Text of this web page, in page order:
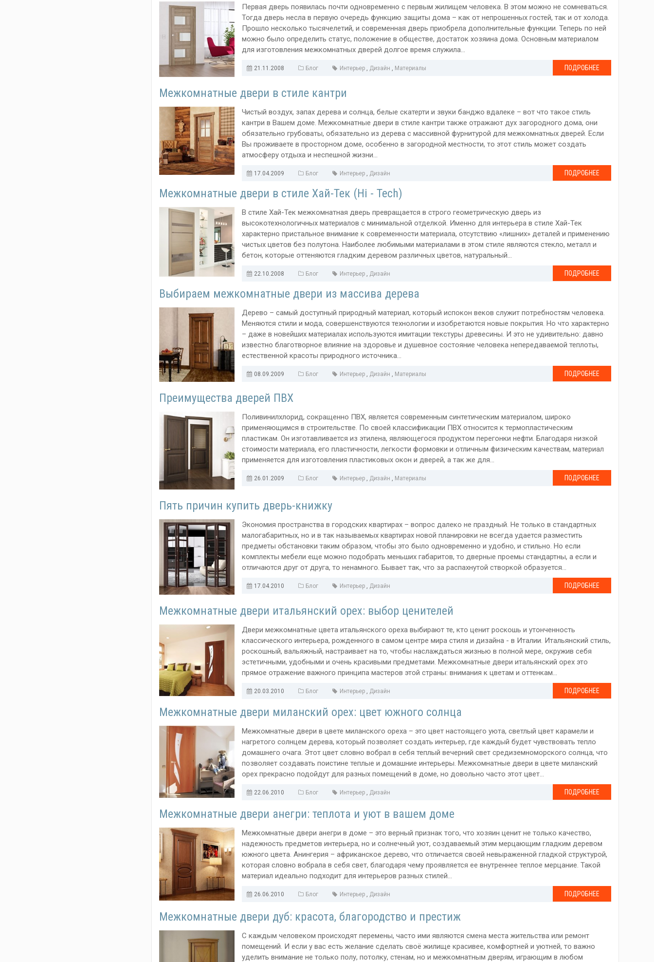
Первая дверь появилась почти одновременно с первым жилищем человека. В этом можно не сомневаться.
Тогда дверь несла в первую очередь функцию защиты дома – как от непрошенных гостей, так и от холода.
Прошло несколько тысячелетий, и современная дверь приобрела дополнительные функции. Теперь по ней
можно было определить статус, положение в обществе, достаток хозяина дома. Основным материалом
для изготовления межкомнатных дверей долгое время служила...
21.11.2008 Блог Интерьер Дизайн Материалы ПОДРОБНЕЕ
Межкомнатные двери в стиле кантри
Чистый воздух, запах дерева и солнца, белые скатерти и звуки банджо вдалеке – вот что такое стиль
кантри в Вашем доме. Межкомнатные двери в стиле кантри также отражают дух загородного дома, они
обязательно грубоваты, обязательно из дерева с массивной фурнитурой для межкомнатных дверей. Если
Вы проживаете в просторном доме, особенно в загородной местности, то этот стиль может создать
атмосферу отдыха и неспешной жизни...
17.04.2009 Блог Интерьер Дизайн ПОДРОБНЕЕ
Межкомнатные двери в стиле Хай-Тек (Hi - Tech)
В стиле Хай-Тек межкомнатная дверь превращается в строго геометрическую дверь из
высокотехнологичных материалов с минимальной отделкой. Именно для интерьера в стиле Хай-Тек
характерно пристальное внимание к современности материала, отсутствию «лишних» деталей и применению
чистых цветов без полутона. Наиболее любимыми материалами в этом стиле являются стекло, металл и
бетон, которые оттеняются гладким деревом различных цветов, натуральный...
22.10.2008 Блог Интерьер Дизайн ПОДРОБНЕЕ
Выбираем межкомнатные двери из массива дерева
Дерево – самый доступный природный материал, который испокон веков служит потребностям человека.
Меняются стили и мода, совершенствуются технологии и изобретаются новые покрытия. Но что характерно
– даже в новейших материалах используются имитации текстуры древесины. И это не удивительно: давно
известно благотворное влияние на здоровье и душевное состояние человека непередаваемой теплоты,
естественной красоты природного источника...
08.09.2009 Блог Интерьер Дизайн Материалы ПОДРОБНЕЕ
Преимущества дверей ПВХ
Поливинилхлорид, сокращенно ПВХ, является современным синтетическим материалом, широко
применяющимся в строительстве. По своей классификации ПВХ относится к термопластическим
пластикам. Он изготавливается из этилена, являющегося продуктом перегонки нефти. Благодаря низкой
стоимости материала, его пластичности, легкости формовки и отличным физическим качествам, материал
применяется для изготовления пластиковых окон и дверей, а так же для...
26.01.2009 Блог Интерьер Дизайн Материалы ПОДРОБНЕЕ
Пять причин купить дверь-книжку
Экономия пространства в городских квартирах – вопрос далеко не праздный. Не только в стандартных
малогабаритных, но и в так называемых квартирах новой планировки не всегда удается разместить
предметы обстановки таким образом, чтобы это было одновременно и удобно, и стильно. Но если
комплекты мебели еще можно подобрать меньших габаритов, то дверные проемы стандартны, а если и
отличаются друг от друга, то ненамного. Бывает так, что за распахнутой створкой образуется...
17.04.2010 Блог Интерьер Дизайн ПОДРОБНЕЕ
Межкомнатные двери итальянский орех: выбор ценителей
Двери межкомнатные цвета итальянского ореха выбирают те, кто ценит роскошь и утонченность
классического интерьера, рожденного в самом центре мира стиля и дизайна - в Италии. Итальянский стиль,
роскошный, вальяжный, настраивает на то, чтобы наслаждаться жизнью в полной мере, окружив себя
эстетичными, удобными и очень красивыми предметами. Межкомнатные двери итальянский орех это
прямое отражение важного принципа мастеров этой страны: внимания к цветам и оттенкам...
20.03.2010 Блог Интерьер Дизайн ПОДРОБНЕЕ
Межкомнатные двери миланский орех: цвет южного солнца
Межкомнатные двери в цвете миланского ореха – это цвет настоящего уюта, светлый цвет карамели и
нагретого солнцем дерева, который позволяет создать интерьер, где каждый будет чувствовать тепло
домашнего очага. Этот цвет словно вобрал в себя теплый вечерний свет средиземноморского солнца, что
позволяет создавать поистине теплые и домашние интерьеры. Межкомнатные двери в цвете миланский
орех прекрасно подойдут для разных помещений в доме, но довольно часто этот цвет...
22.06.2010 Блог Интерьер , Дизайн ПОДРОБНЕЕ
Межкомнатные двери анегри: теплота и уют в вашем доме
Межкомнатные двери анегри в доме – это верный признак того, что хозяин ценит не только качество,
надежность предметов интерьера, но и солнечный уют, создаваемый этим мерцающим гладким деревом
южного цвета. Анингерия – африканское дерево, что отличается своей невыраженной гладкой структурой,
которая словно вобрала в себя свет, благодаря чему проявляется ее внутреннее теплое мерцание. Такой
материал идеально подходит для интерьеров разных стилей...
26.06.2010 Блог Интерьер , Дизайн ПОДРОБНЕЕ
Межкомнатные двери дуб: красота, благородство и престиж
С каждым человеком происходят перемены, часто ими являются смена места жительства или ремонт
помещений. И если у вас есть желание сделать своё жилище красивее, комфортней и уютней, то важно
уделить внимание не только полу, потолку, стенам, но и межкомнатным дверям, играющим в любом